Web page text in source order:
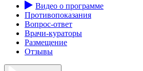
Видео о программе
Противопоказания
Вопрос-ответ
Врачи-кураторы
Размещение
Отзывы